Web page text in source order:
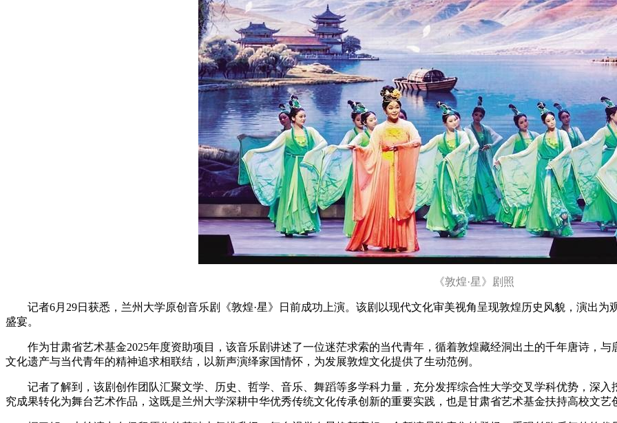
《敦煌·星》剧照
记者6月29日获悉，兰州大学原创音乐剧《敦煌·星》日前成功上演。该剧以现代文化审美视角呈现敦煌历史风貌，演出
盛宴。
作为甘肃省艺术基金2025年度资助项目，该音乐剧讲述了一位迷茫求索的当代青年，循着敦煌藏经洞出土的千年唐诗，
文化遗产与当代青年的精神追求相联结，以新声演绎家国情怀，为发展敦煌文化提供了生动范例。
记者了解到，该剧创作团队汇聚文学、历史、哲学、音乐、舞蹈等多学科力量，充分发挥综合性大学交叉学科优势，深
究成果转化为舞台艺术作品，这既是兰州大学深耕中华优秀传统文化传承创新的重要实践，也是甘肃省艺术基金扶持高校文